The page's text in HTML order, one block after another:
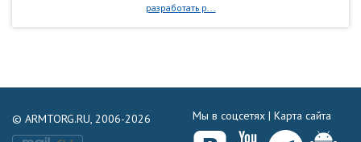
разработать р...
© ARMTORG.RU, 2006-2026 Мы в соцсетях | Карта сайта